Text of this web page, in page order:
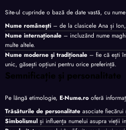
Site-ul cuprinde o bază de date vastă, cu
Nume românești – de la clasicele Ana și
Nume internaționale – incluzând nume
multe altele.
Nume moderne și tradiționale – fie că ești
unic, găsești opțiuni pentru orice preferință.
Semnificație și personalitate
Pe lângă etimologie, E-Nume.ro oferă
Trăsăturile de personalitate asociate fiecărui
Simbolismul și influența numelui asupra vieții